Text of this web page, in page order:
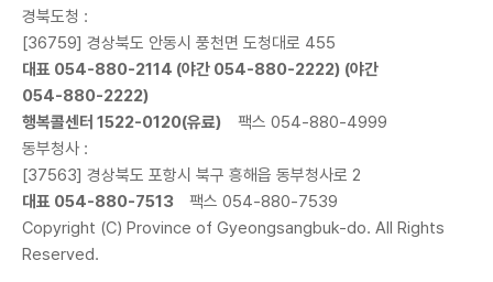
경북도청 :
[36759] 경상북도 안동시 풍천면 도청대로 455
대표 054-880-2114 (야간 054-880-2222) (야간
054-880-2222)
행복콜센터 1522-0120(유료)
팩스 054-880-4999
동부청사 :
[37563] 경상북도 포항시 북구 흥해읍 동부청사로 2
대표 054-880-7513
팩스 054-880-7539
Copyright (C) Province of Gyeongsangbuk-do. All Rights
Reserved.